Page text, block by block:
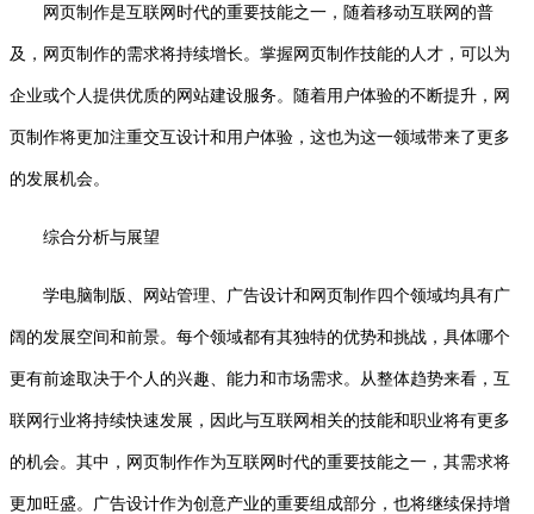
网页制作是互联网时代的重要技能之一，随着移动互联网的普
及，网页制作的需求将持续增长。掌握网页制作技能的人才，可以为
企业或个人提供优质的网站建设服务。随着用户体验的不断提升，网
页制作将更加注重交互设计和用户体验，这也为这一领域带来了更多
的发展机会。
综合分析与展望
学电脑制版、网站管理、广告设计和网页制作四个领域均具有广
阔的发展空间和前景。每个领域都有其独特的优势和挑战，具体哪个
更有前途取决于个人的兴趣、能力和市场需求。从整体趋势来看，互
联网行业将持续快速发展，因此与互联网相关的技能和职业将有更多
的机会。其中，网页制作作为互联网时代的重要技能之一，其需求将
更加旺盛。广告设计作为创意产业的重要组成部分，也将继续保持增